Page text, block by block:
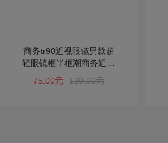
商务tr90近视眼镜男款超
轻眼镜框半框潮商务近视
镜眼镜架黑镜框男
75.00元 120.00元